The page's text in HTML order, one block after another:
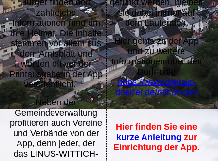
Bürger finden dort
zahlreiche
Informationen rund um
ihre Heimat. Die Inhalte
stammen vor allem aus
dem Amtsblatt und
werden oft vor der
Printausgabe in der App
veröffentlicht.
Neben der
Gemeindeverwaltung
profitieren auch Vereine
und Verbände von der
App, denn jeder, der
das LINUS-WITTICH-
gefunkt werden, bleiben
sie dabei immer auf
dem Laufenden.
Hier gehts zu der App
und zu weitere
Informationen über den
DorfFunk:
https://www.digitale-
doerfer.de/mitfunken/
Hier finden Sie eine
kurze Anleitung zur
Einrichtung der App.